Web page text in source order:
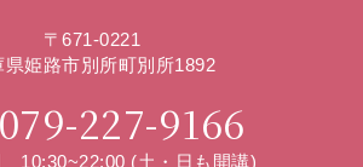
〒671-0221
県姫路市別所町別所1892
079-227-9166
10:30~22:00 (土・日も開講)